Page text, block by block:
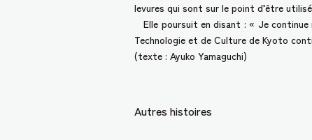
levures qui sont sur le point d’être
Elle poursuit en disant : « Je
Technologie et de Culture de Kyoto
(texte : Ayuko Yamaguchi)
Autres histoires